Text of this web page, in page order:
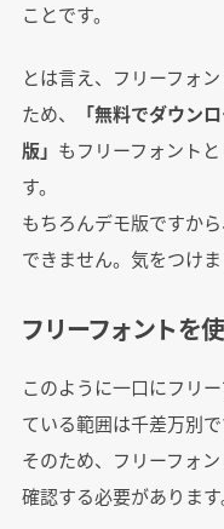
ことです。
とは言え、フリーフォ
ため、
「無料でダウン
版」 もフリーフォント
す。
もちろんデモ版ですか
できません。気をつけま
フリーフォントを
このように一口にフリ
ている範囲は千差万別で
そのため、フリーフォ
確認する必要があります